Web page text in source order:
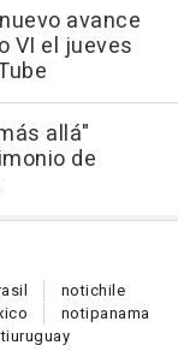
avance
VI el jueves
allá"
de
notichile
notipanama
uruguay